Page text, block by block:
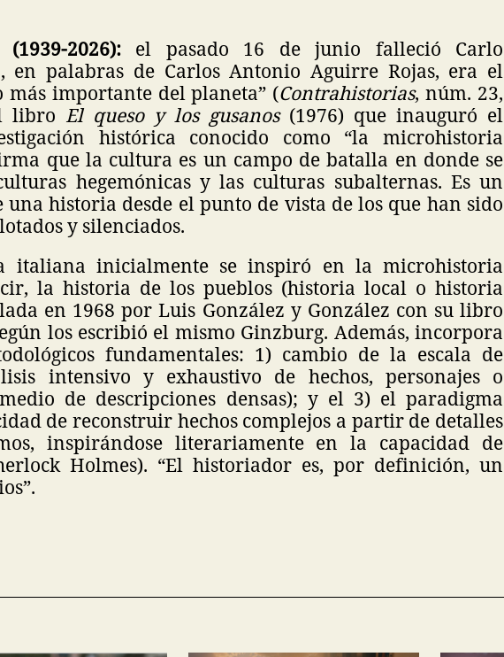
2026): el pasado 16 de junio falleció Carlo
en palabras de Carlos Antonio Aguirre Rojas, era el
importante del planeta” (Contrahistorias, núm. 23,
libro El queso y los gusanos (1976) que inauguró el
histórica conocido como “la microhistoria
que la cultura es un campo de batalla en donde se
hegemónicas y las culturas subalternas. Es un
una historia desde el punto de vista de los que han sido
y silenciados.
italiana inicialmente se inspiró en la microhistoria
la historia de los pueblos (historia local o historia
en 1968 por Luis González y González con su libro
los escribió el mismo Ginzburg. Además, incorpora
fundamentales: 1) cambio de la escala de
intensivo y exhaustivo de hechos, personajes o
de descripciones densas); y el 3) el paradigma
de reconstruir hechos complejos a partir de detalles
inspirándose literariamente en la capacidad de
Holmes). “El historiador es, por definición, un